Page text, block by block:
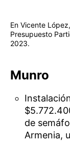
En Vicente
Presupuesto
2023.
Munro
de
Armenia,